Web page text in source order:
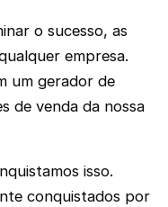
o sucesso, as
empresa.
um gerador de
de venda da nossa
isso.
conquistados por